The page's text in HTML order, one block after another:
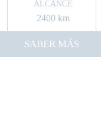
ALCANCE
2400 km
SABER MÁS